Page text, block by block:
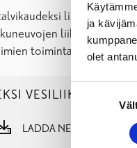
ja
olet
liikkumisen
liikkumisen
toimintaa.
VESILIIKENTEELTÄ
LADDA NER VISA